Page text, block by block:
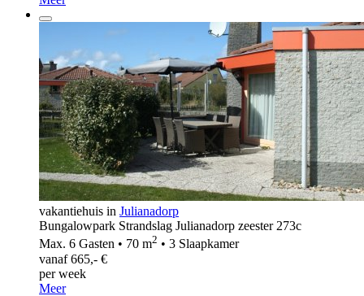
vakantiehuis in Julianadorp
Bungalowpark Strandslag Julianadorp zeester 273c
Max. 6 Gasten • 70 m2 • 3 Slaapkamer
vanaf 665,- €
per week
Meer